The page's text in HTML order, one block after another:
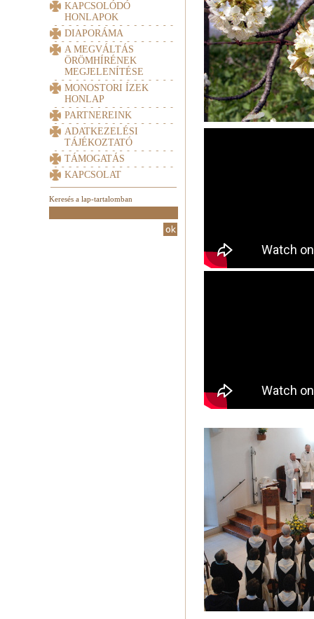
KAPCSOLÓDÓ
HONLAPOK
DIAPORÁMA
A MEGVÁLTÁS
ÖRÖMHÍRÉNEK
MEGJELENÍTÉSE
MONOSTORI ÍZEK
HONLAP
PARTNEREINK
ADATKEZELÉSI
TÁJÉKOZTATÓ
TÁMOGATÁS
KAPCSOLAT
Keresés a lap-tartalomban